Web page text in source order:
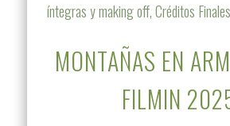
íntegras y making off, Créditos Finales
MONTAÑAS EN
FILMIN